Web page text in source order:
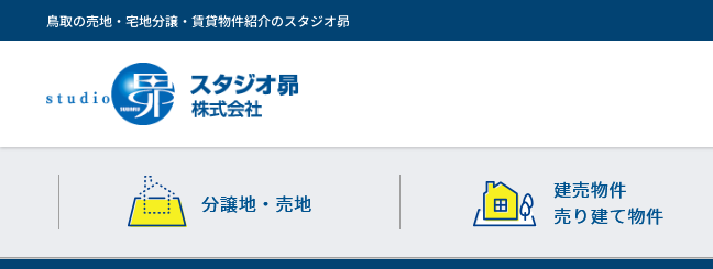
鳥取の売地・宅地分譲・賃貸物件紹介のスタジオ昴